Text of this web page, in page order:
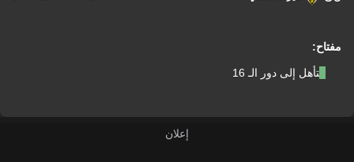
مفتاح:
التأهل إلى دور الـ 16